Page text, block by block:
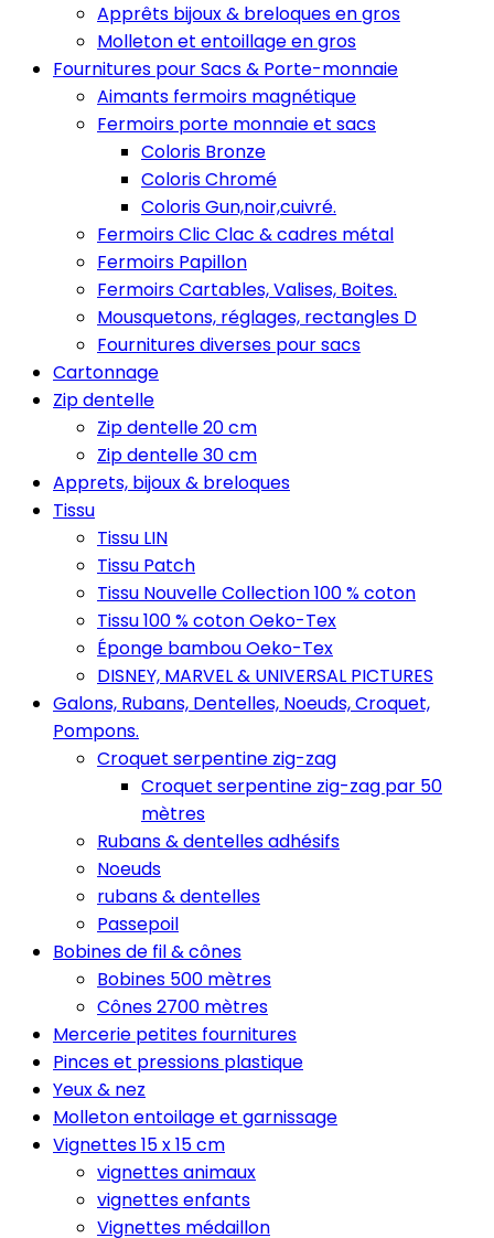
Apprêts bijoux & breloques en gros
Molleton et entoillage en gros
Fournitures pour Sacs & Porte-monnaie
Aimants fermoirs magnétique
Fermoirs porte monnaie et sacs
Coloris Bronze
Coloris Chromé
Coloris Gun,noir,cuivré.
Fermoirs Clic Clac & cadres métal
Fermoirs Papillon
Fermoirs Cartables, Valises, Boites.
Mousquetons, réglages, rectangles D
Fournitures diverses pour sacs
Cartonnage
Zip dentelle
Zip dentelle 20 cm
Zip dentelle 30 cm
Apprets, bijoux & breloques
Tissu
Tissu LIN
Tissu Patch
Tissu Nouvelle Collection 100 % coton
Tissu 100 % coton Oeko-Tex
Éponge bambou Oeko-Tex
DISNEY, MARVEL & UNIVERSAL PICTURES
Galons, Rubans, Dentelles, Noeuds, Croquet,
Pompons.
Croquet serpentine zig-zag
Croquet serpentine zig-zag par 50
mètres
Rubans & dentelles adhésifs
Noeuds
rubans & dentelles
Passepoil
Bobines de fil & cônes
Bobines 500 mètres
Cônes 2700 mètres
Mercerie petites fournitures
Pinces et pressions plastique
Yeux & nez
Molleton entoilage et garnissage
Vignettes 15 x 15 cm
vignettes animaux
vignettes enfants
Vignettes médaillon